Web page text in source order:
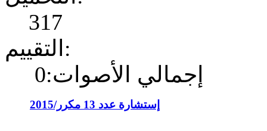
317
التقييم:
إجمالي الأصوات:0
إستشارة عدد 13 مكرر/2015